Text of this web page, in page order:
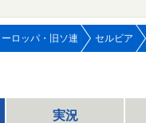
ーロッパ・旧ソ連 セルビア
実況